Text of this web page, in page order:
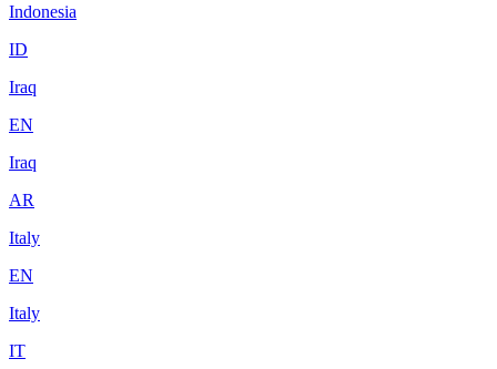
Indonesia
ID
Iraq
EN
Iraq
AR
Italy
EN
Italy
IT